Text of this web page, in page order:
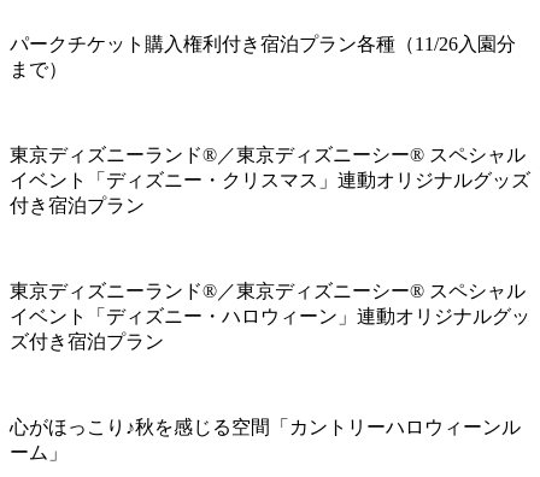
パークチケット購入権利付き宿泊プラン各種（11/26入園分
まで）
東京ディズニーランド®／東京ディズニーシー® スペシャル
イベント「ディズニー・クリスマス」連動オリジナルグッズ
付き宿泊プラン
東京ディズニーランド®／東京ディズニーシー® スペシャル
イベント「ディズニー・ハロウィーン」連動オリジナルグッ
ズ付き宿泊プラン
心がほっこり♪秋を感じる空間「カントリーハロウィーンル
ーム」